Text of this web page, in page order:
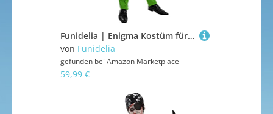
Funidelia | Enigma Kostüm für Herren Superhelden, DC Comics, Riddler - Kostüme für Erwachsene & Verkleidung für Partys, Karneval & Halloween - Größe L - Grün
von Funidelia
gefunden bei Amazon Marketplace
59,99 €